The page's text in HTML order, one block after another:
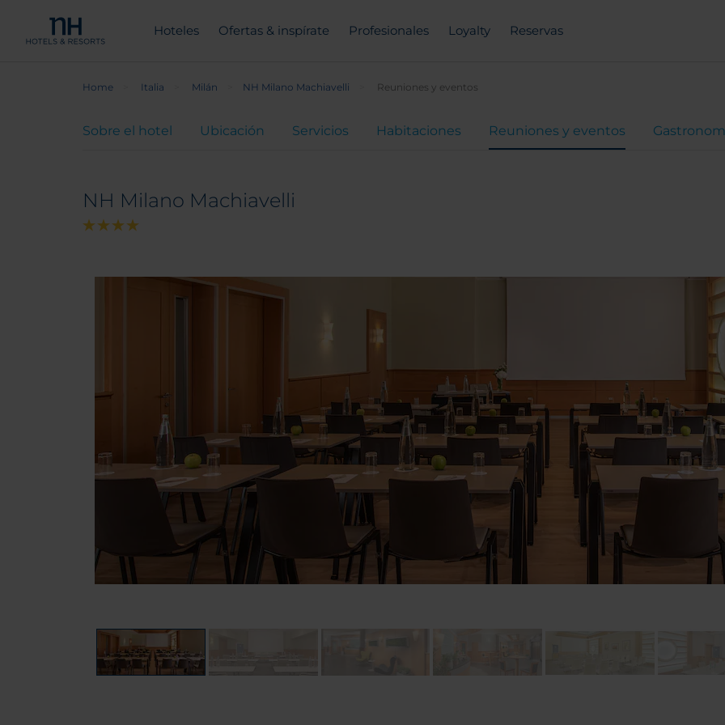
Hoteles Ofertas & inspírate Profesionales Loyalty Reservas
Home Italia Milán NH Milano Machiavelli Reuniones y eventos
Sobre el hotel Ubicación Servicios Habitaciones Reuniones y eventos
NH Milano Machiavelli